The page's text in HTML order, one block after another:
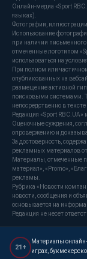
Онлайн-медиа «Sport
языках).
Фотографии,
Использование
при наличии
отмеченные логотипом
использоваться на
При полном или
опубликованных на
размещение активной
поисковыми системами.
непосредственно в
Редакция «Sport RBC.UA»
Оценочные суждения,
опровержению и
За достоверность,
рекламных материалов
Материалы, отмеченные
материал», «Promo»,
рекламы.
Рубрика «Новости
новости, сообщения и
основывается на
Редакция не несет
21+
Материалы
играх,